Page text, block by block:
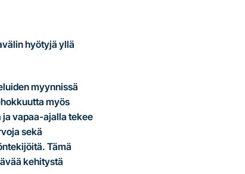
hyötyjä yllä
myynnissä
myös
vapaa-ajalla tekee
sekä
Tämä
kehitystä